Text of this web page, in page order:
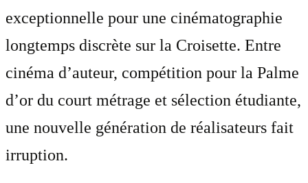
exceptionnelle pour une cinématographie
longtemps discrète sur la Croisette. Entre
cinéma d’auteur, compétition pour la Palme
d’or du court métrage et sélection étudiante,
une nouvelle génération de réalisateurs fait
irruption.